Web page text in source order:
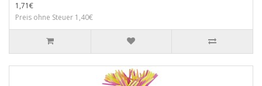
1,71€
Preis ohne Steuer 1,40€